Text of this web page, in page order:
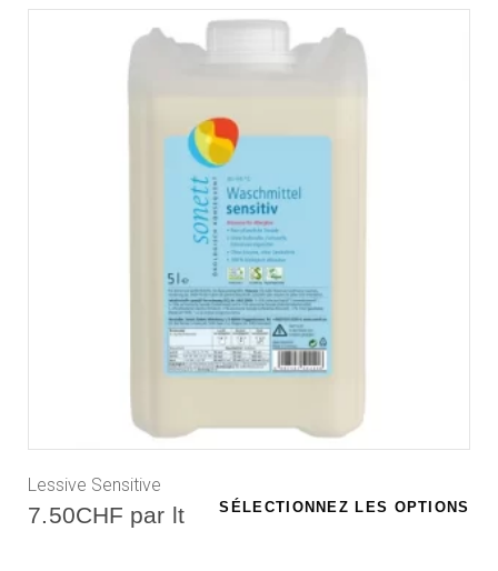
Lessive Sensitive
7.50CHF par lt SÉLECTIONNEZ LES OPTIONS